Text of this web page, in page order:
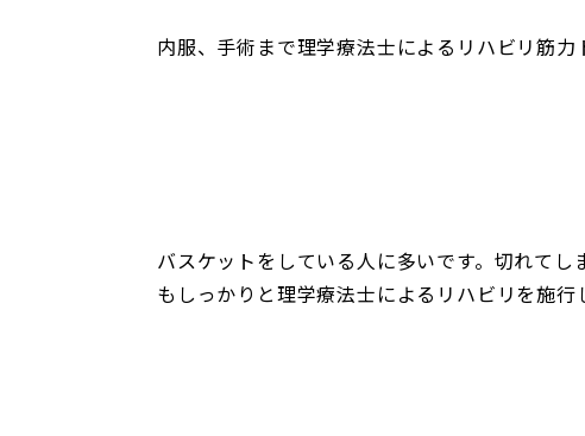
内服、手術まで理学療法士によるリハビリ筋
バスケットをしている人に多いです。切れて
もしっかりと理学療法士によるリハビリを施